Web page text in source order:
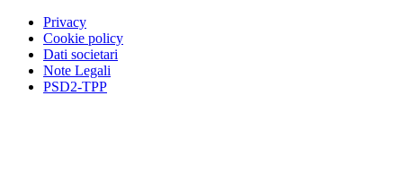
Privacy
Cookie policy
Dati societari
Note Legali
PSD2-TPP